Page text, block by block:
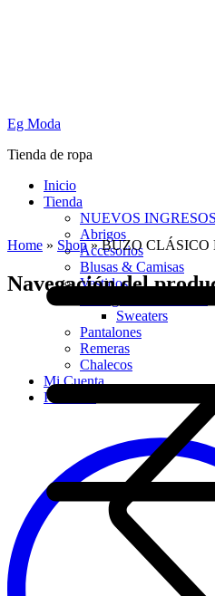
Eg Moda
Tienda de ropa
Inicio
Tienda
NUEVOS
Abrigos
Accesorios
Blusas & Camisas
Vestidos
Sweaters
Pantalones
Remeras
Chalecos
Mi Cuenta
PROMO
Home » Shop»BUZO CLÁSICO
Navegación del